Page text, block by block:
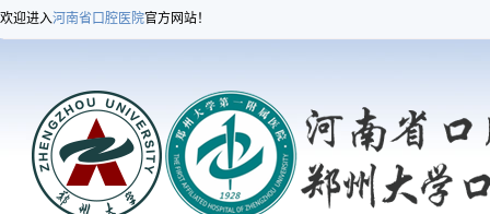
欢迎进入河南省口腔医院官方网站！